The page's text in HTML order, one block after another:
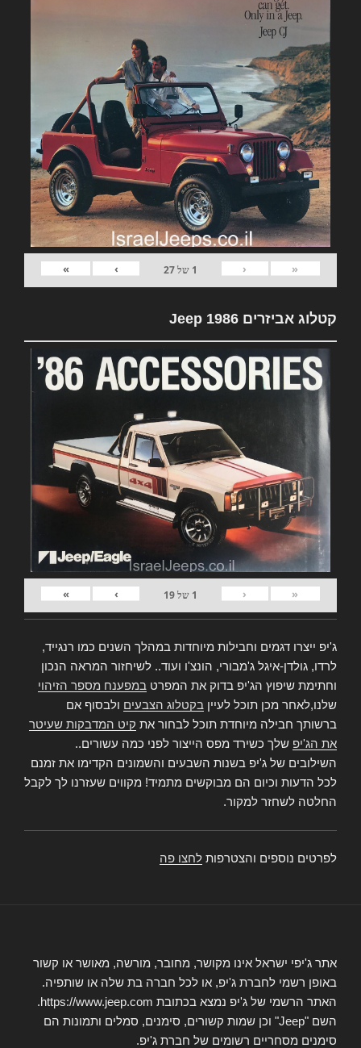
«
‹
1 של27
›
»
קטלוג אביזרים Jeep 1986
«
‹
1 של19
›
»
ג'יפ ייצרו דגמים וחבילות מיוחדות במהלך השנים כמו רנגייד,
לרדו, גולדן-איגל ג'מבורי, הונצ'ו ועוד.. לשיחזור המראה הנכון
וחתימת שיפוץ הג'יפ בדוק את המפרט במפענח מספר הזיהוי
שלנו,לאחר מכן תוכל לעיין בקטלוג הצבעים ולבסוף אם
ברשותך חבילה מיוחדת תוכל לבחור את קיט המדבקות שעיטר
את הג'יפ שלך כשירד מפס הייצור לפני כמה עשורים..
השילובים של ג'יפ בשנות השבעים והשמונים הקדימו את זמנם
לכל הדעות וכיום הם מבוקשים מתמיד! מקווים שעזרנו לך לקבל
החלטה לשחזר למקור.
לפרטים נוספים והצטרפות לחצו פה
אתר ג'יפי ישראל אינו מקושר, מחובר, מורשה, מאושר או קשור
באופן רשמי לחברת ג'יפ, או לכל חברה בת שלה או שותפיה.
האתר הרשמי של ג'יפ נמצא בכתובת https://www.jeep.com.
השם "Jeep" וכן שמות קשורים, סימנים, סמלים ותמונות הם
סימנים מסחריים רשומים של חברת ג'יפ.